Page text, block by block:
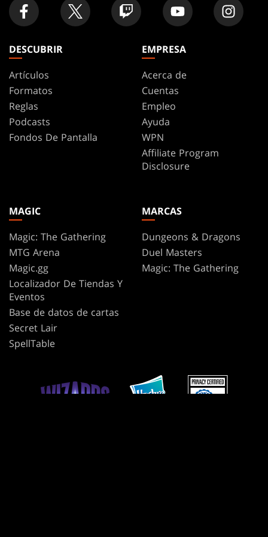
DESCUBRIR
Artículos
Formatos
Reglas
Podcasts
Fondos De Pantalla
EMPRESA
Acerca de
Cuentas
Empleo
Ayuda
WPN
Affiliate Program
Disclosure
MAGIC
Magic: The Gathering
MTG Arena
Magic.gg
Localizador De Tiendas Y
Eventos
Base de datos de cartas
Secret Lair
SpellTable
MARCAS
Dungeons & Dragons
Duel Masters
Magic: The Gathering